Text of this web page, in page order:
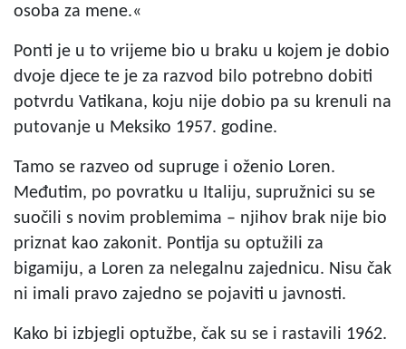
osoba za mene.«
Ponti je u to vrijeme bio u braku u kojem je dobio
dvoje djece te je za razvod bilo potrebno dobiti
potvrdu Vatikana, koju nije dobio pa su krenuli na
putovanje u Meksiko 1957. godine.
Tamo se razveo od supruge i oženio Loren.
Međutim, po povratku u Italiju, supružnici su se
suočili s novim problemima – njihov brak nije bio
priznat kao zakonit. Pontija su optužili za
bigamiju, a Loren za nelegalnu zajednicu. Nisu čak
ni imali pravo zajedno se pojaviti u javnosti.
Kako bi izbjegli optužbe, čak su se i rastavili 1962.